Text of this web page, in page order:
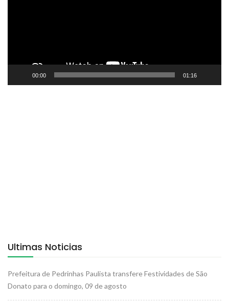
00:00 01:16
Ultimas Noticias
Prefeitura de Pedrinhas Paulista transfere Festividades de São
Donato para o domingo, 09 de agosto